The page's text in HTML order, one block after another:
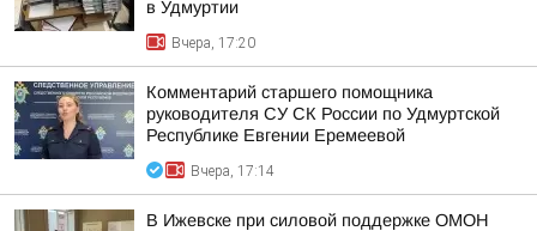
в Удмуртии
Вчера, 17:20
Комментарий старшего помощника
руководителя СУ СК России по Удмуртской
Республике Евгении Еремеевой
Вчера, 17:14
В Ижевске при силовой поддержке ОМОН